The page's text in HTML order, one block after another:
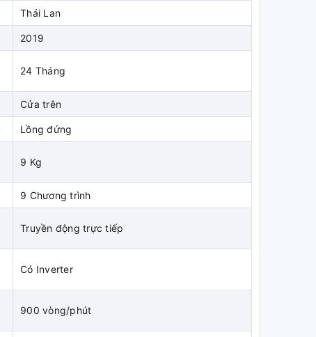
Thái Lan
2019
24 Tháng
Cửa trên
Lồng đứng
9 Kg
9 Chương trình
Truyền động trực tiếp
Có Inverter
900 vòng/phút